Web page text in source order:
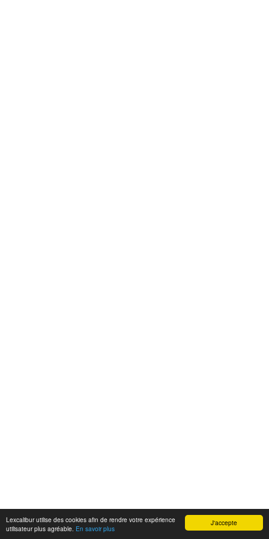
J'accepte
Lexcalibur utilise des cookies afin de rendre votre expérience
utilisateur plus agréable. En savoir plus